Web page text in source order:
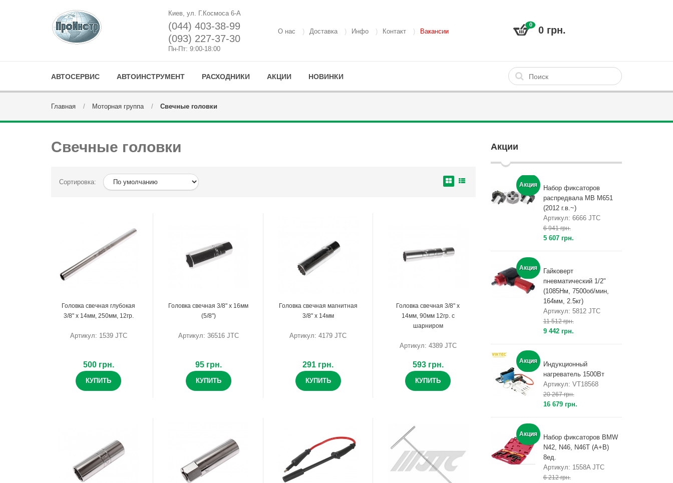
Киев, ул. Г.Космоса 6-А
(044) 403-38-99
(093) 227-37-30
Пн-Пт: 9:00-18:00
О нас Доставка Инфо Контакт Вакансии
0 0 грн.
АВТОСЕРВИС АВТОИНСТРУМЕНТ РАСХОДНИКИ АКЦИИ НОВИНКИ
Главная Моторная группа Свечные головки
Свечные головки
Сортировка:
Головка свечная глубокая
3/8" х 14мм, 250мм, 12гр.
Артикул: 1539 JTC
500 грн.
КУПИТЬ
Головка свечная 3/8" х 16мм
(5/8")
Артикул: 36516 JTC
95 грн.
КУПИТЬ
Головка свечная магнитная
3/8" x 14мм
Артикул: 4179 JTC
291 грн.
КУПИТЬ
Головка свечная 3/8" х
14мм, 90мм 12гр. с
шарниром
Артикул: 4389 JTC
593 грн.
КУПИТЬ
Акции
Акция
Набор фиксаторов
распредвала MB M651
(2012 г.в.~)
Артикул: 6666 JTC
6 941 грн.
5 607 грн.
Акция
Гайковерт
пневматический 1/2"
(1085Нм, 7500об/мин,
164мм, 2.5кг)
Артикул: 5812 JTC
11 512 грн.
9 442 грн.
Акция
Индукционный
нагреватель 1500Вт
Артикул: VT18568
20 267 грн.
16 679 грн.
Акция
Набор фиксаторов BMW
N42, N46, N46T (A+B)
8ед.
Артикул: 1558A JTC
6 212 грн.